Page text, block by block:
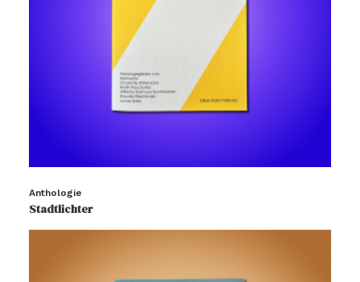
Anthologie
Stadtlichter